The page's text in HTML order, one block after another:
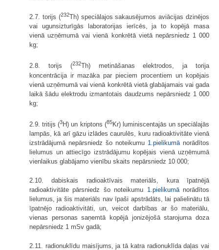
2.7. torijs (232Th) speciālajos sakausējumos aviācijas dzinējos
vai ugunsizturīgās laboratorijas ierīcēs, ja to kopējā masa
vienā uzņēmumā vai vienā konkrētā vietā nepārsniedz 1 000
kg;
2.8. torijs (232Th) metināšanas elektrodos, ja torija
koncentrācija ir mazāka par pieciem procentiem un kopējais
vienā uzņēmumā vai vienā konkrētā vietā glabājamais vai gada
laikā šādu elektrodu izmantotais daudzums nepārsniedz 1 000
kg;
2.9. tritijs (3H) un kriptons (85Kr) luminiscentajās un speciālajās
lampās, kā arī gāzu izlādes caurulēs, kuru radioaktivitāte vienā
izstrādājumā nepārsniedz šo noteikumu 1.pielikumā norādītos
lielumus un attiecīgo izstrādājumu kopējais vienā uzņēmumā
vienlaikus glabājamo vienību skaits nepārsniedz 10 000;
2.10. dabiskais radioaktīvais materiāls, kura īpatnējā
radioaktivitāte pārsniedz šo noteikumu 1.pielikumānorādītos
lielumus, ja šis materiāls nav īpaši apstrādāts, lai palielinātu tā
īpatnējo radioaktivitāti, un, veicot darbības ar šo materiālu,
vienas personas saņemtā kopējā jonizējošā starojuma doza
nepārsniedz 1 mSv gadā;
2.11. radionuklīdu maisījums, ja tā katra radionuklīda daļas vai